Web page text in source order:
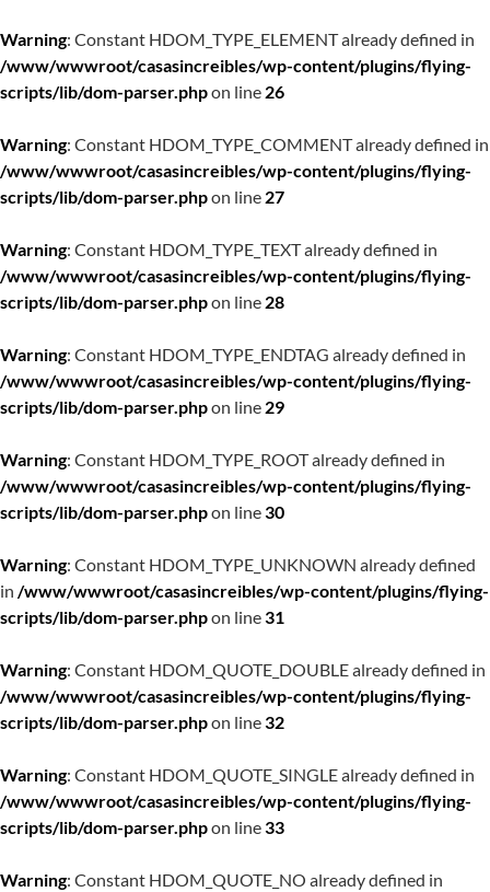
Warning: Constant HDOM_TYPE_ELEMENT already defined in
/www/wwwroot/casasincreibles/wp-content/plugins/flying-
scripts/lib/dom-parser.phpon line 26
Warning: Constant HDOM_TYPE_COMMENT already defined in
/www/wwwroot/casasincreibles/wp-content/plugins/flying-
scripts/lib/dom-parser.phpon line 27
Warning: Constant HDOM_TYPE_TEXT already defined in
/www/wwwroot/casasincreibles/wp-content/plugins/flying-
scripts/lib/dom-parser.phpon line 28
Warning: Constant HDOM_TYPE_ENDTAG already defined in
/www/wwwroot/casasincreibles/wp-content/plugins/flying-
scripts/lib/dom-parser.phpon line 29
Warning: Constant HDOM_TYPE_ROOT already defined in
/www/wwwroot/casasincreibles/wp-content/plugins/flying-
scripts/lib/dom-parser.phpon line30
Warning: Constant HDOM_TYPE_UNKNOWN already defined
in /www/wwwroot/casasincreibles/wp-content/plugins/flying-
scripts/lib/dom-parser.phpon line31
Warning: Constant HDOM_QUOTE_DOUBLE already defined in
/www/wwwroot/casasincreibles/wp-content/plugins/flying-
scripts/lib/dom-parser.phpon line32
Warning: Constant HDOM_QUOTE_SINGLE already defined in
/www/wwwroot/casasincreibles/wp-content/plugins/flying-
scripts/lib/dom-parser.phpon line33
Warning: Constant HDOM_QUOTE_NO already defined in